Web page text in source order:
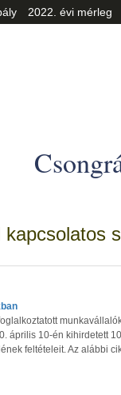
2022. évi mérleg
április 10-én kihirdetett
feltételeit. Az alábbi